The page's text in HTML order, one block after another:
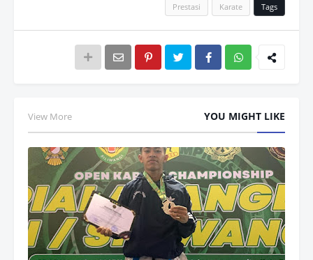
Tags
Karate
Prestasi
p
YOU MIGHT LIKE
View More